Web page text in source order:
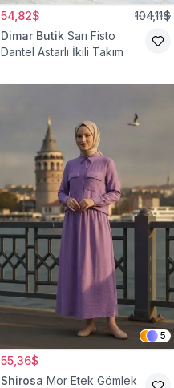
54,82$ 104,11$
Dimar Butik Sarı Fisto
Dantel Astarlı İkili Takım
5
55,36$
Shirosa Mor Etek Gömlek